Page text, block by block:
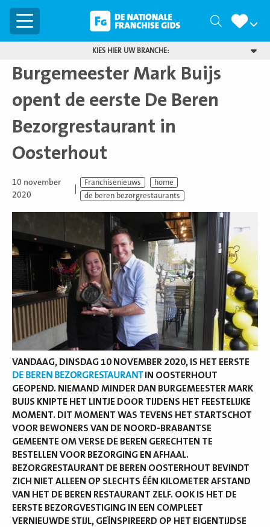
Menu Zoeken
KIES HIER UW BRANCHE:
Burgemeester Mark Buijs
opent de eerste De Beren
Bezorgrestaurant in
Oosterhout
10 november
2020
Franchisenieuws
home
de beren bezorgrestaurants
VANDAAG, DINSDAG 10 NOVEMBER 2020, IS HET EERSTE
DE BEREN BEZORGRESTAURANTIN OOSTERHOUT
GEOPEND. NIEMAND MINDER DAN BURGEMEESTER MARK
BUIJS KNIPTE HET LINTJE DOOR TIJDENS HET FEESTELIJKE
MOMENT. DIT MOMENT WAS TEVENS HET STARTSCHOT
VOOR BEWONERS VAN DE NOORD-BRABANTSE
GEMEENTE OM VERSE DE BEREN GERECHTEN TE
BESTELLEN VOOR BEZORGING EN AFHAAL.
BEZORGRESTAURANT DE BEREN OOSTERHOUT BEVINDT
ZICH NIET ALLEEN OP SLECHTS ÉÉN KILOMETER AFSTAND
VAN HET DE BEREN RESTAURANT ZELF. OOK IS HET DE
EERSTE BEZORGVESTIGING IN EEN COMPLEET
VERNIEUWDE STIJL, GEÏNSPIREERD OP HET EIGENTIJDSE